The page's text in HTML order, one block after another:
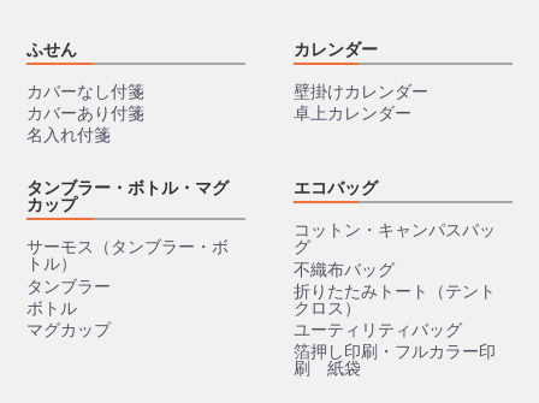
ふせん
カバーなし付箋
カバーあり付箋
名入れ付箋
カレンダー
壁掛けカレンダー
卓上カレンダー
タンブラー・ボトル・マグ
カップ
サーモス（タンブラー・ボ
トル）
タンブラー
ボトル
マグカップ
エコバッグ
コットン・キャンパスバッ
グ
不織布バッグ
折りたたみトート（テント
クロス）
ユーティリティバッグ
箔押し印刷・フルカラー印
刷 紙袋